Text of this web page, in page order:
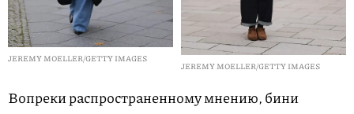
JEREMY MOELLER/GETTY IMAGES
JEREMY MOELLER/GETTY IMAGES
Вопреки распространенному мнению, бини